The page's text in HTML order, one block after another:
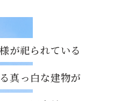
が祀られている
真っ白な建物が